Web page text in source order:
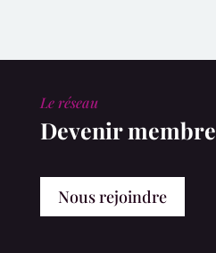
Le réseau
Devenir membre
Nous rejoindre